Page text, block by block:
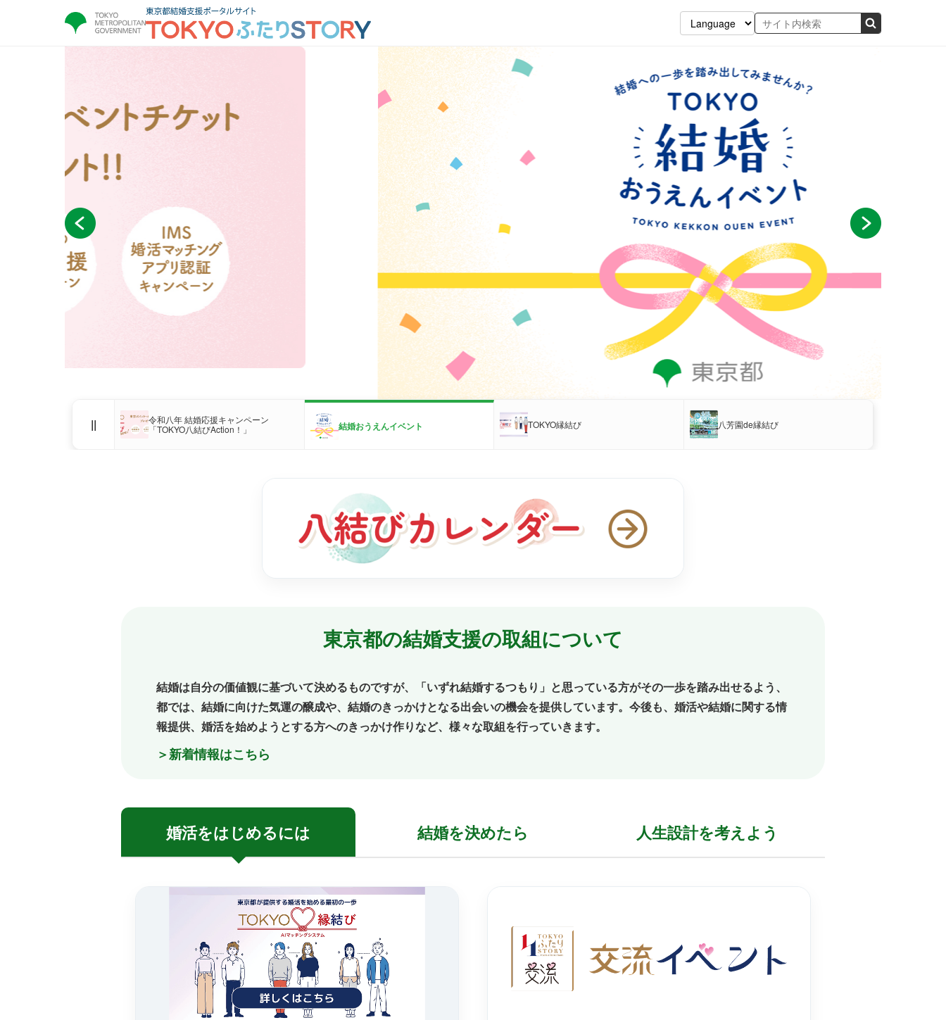
||
令和八年 結婚応援キャンペーン
「TOKYO八結びAction！」
結婚おうえんイベント TOKYO縁結び 八芳園de縁結び
東京都の結婚支援の取組について
結婚は自分の価値観に基づいて決めるものですが、「いずれ結婚するつもり」と思っている方がその一歩を踏み出せるよう、
都では、結婚に向けた気運の醸成や、結婚のきっかけとなる出会いの機会を提供しています。今後も、婚活や結婚に関する情
報提供、婚活を始めようとする方へのきっかけ作りなど、様々な取組を行っていきます。
＞新着情報はこちら
婚活をはじめるには 結婚を決めたら 人生設計を考えよう